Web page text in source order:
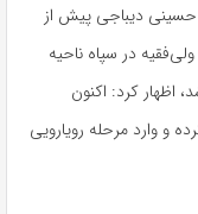
دیباجی پیش از
در سپاه ناحیه
اظهار کرد: اکنون
و وارد مرحله رویارویی